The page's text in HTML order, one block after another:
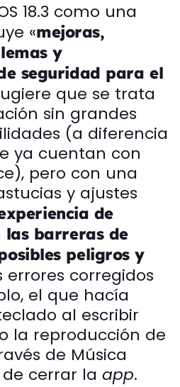
18.3 como una
«mejoras,
y
seguridad para el
que se trata
sin grandes
(a diferencia
ya cuentan con
pero con una
y ajustes
de
las barreras de
peligros y
errores corregidos
el que hacía
al escribir
la reproducción de
de Música
cerrar la app.